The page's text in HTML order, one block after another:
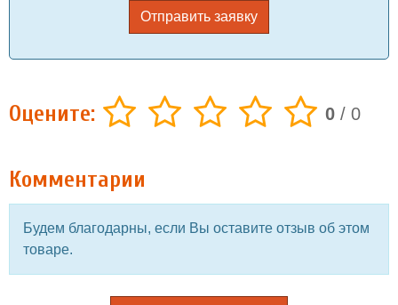
Отправить заявку
Оцените: 0 / 0
Комментарии
Будем благодарны, если Вы оставите отзыв об этом
товаре.